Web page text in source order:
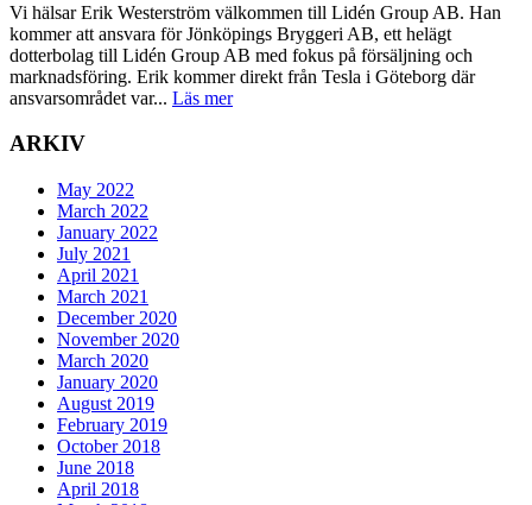
Vi hälsar Erik Westerström välkommen till Lidén Group AB. Han
kommer att ansvara för Jönköpings Bryggeri AB, ett helägt
dotterbolag till Lidén Group AB med fokus på försäljning och
marknadsföring. Erik kommer direkt från Tesla i Göteborg där
ansvarsområdet var... Läs mer
ARKIV
May 2022
March 2022
January 2022
July 2021
April 2021
March 2021
December 2020
November 2020
March 2020
January 2020
August 2019
February 2019
October 2018
June 2018
April 2018